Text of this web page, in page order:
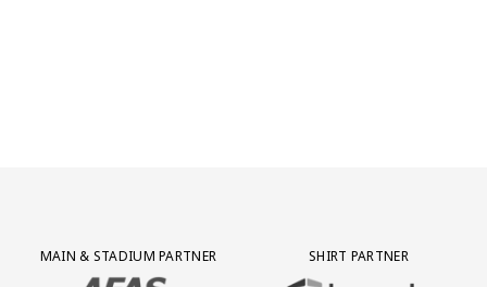
Partner Logos Grid
MAIN & STADIUM PARTNER
BEZOEK ONZE MAIN & STADIUM PARTNER AFAS SOFTWARE
SHIRT PARTNER
BEZOEK ONZE SHIRT PARTNER